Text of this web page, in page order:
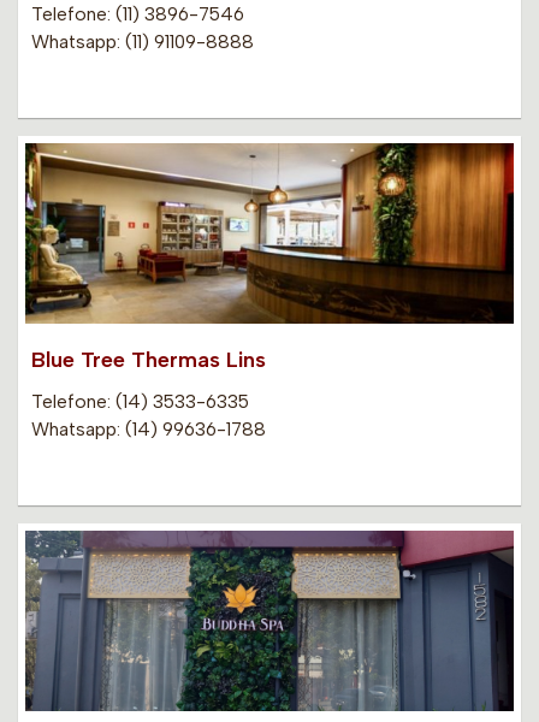
Telefone: (11) 3896-7546
Whatsapp: (11) 91109-8888
Blue Tree Thermas Lins
Telefone: (14) 3533-6335
Whatsapp: (14) 99636-1788